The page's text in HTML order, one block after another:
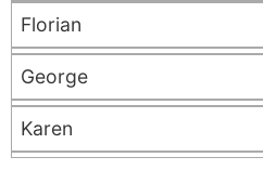
Florian
George
Karen